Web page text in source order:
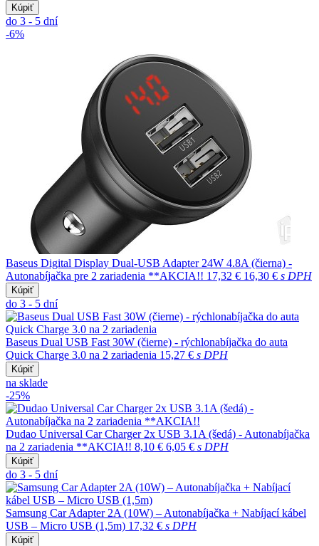
Kúpiť
do 3 - 5 dní
-6%
Baseus Digital Display Dual-USB Adapter 24W 4.8A (čierna) -
Autonabíjačka pre 2 zariadenia **AKCIA!! 17,32 € 16,30 € s DPH
Kúpiť
do 3 - 5 dní
Baseus Dual USB Fast 30W (čierne) - rýchlonabíjačka do auta
Quick Charge 3.0 na 2 zariadenia 15,27 € s DPH
Kúpiť
na sklade
-25%
Dudao Universal Car Charger 2x USB 3.1A (šedá) - Autonabíjačka
na 2 zariadenia **AKCIA!! 8,10 € 6,05 € s DPH
Kúpiť
do 3 - 5 dní
Samsung Car Adapter 2A (10W) – Autonabíjačka + Nabíjací kábel
USB – Micro USB (1,5m) 17,32 € s DPH
Kúpiť